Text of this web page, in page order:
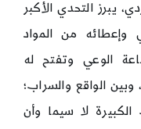
يبرز التحدي الأكبر
وإعطائه من المواد
الوعي وتفتح له
وبين الواقع والسراب؛
لا سيما وأن